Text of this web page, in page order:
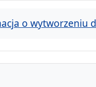
o wytworzeniu